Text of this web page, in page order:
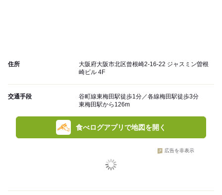
住所
大阪府大阪市北区曾根崎2-16-22 ジャスミン曽根
崎ビル 4F
交通手段
谷町線東梅田駅徒歩1分／各線梅田駅徒歩3分
東梅田駅から126m
食べログアプリで地図を開く
広告を非表示